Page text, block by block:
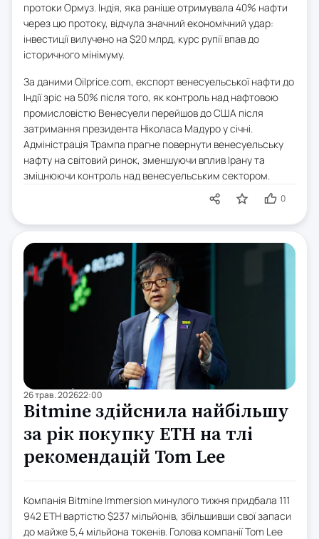
протоки Ормуз. Індія, яка раніше отримувала 40% нафти
через цю протоку, відчула значний економічний удар:
інвестиції вилучено на $20 млрд, курс рупії впав до
історичного мінімуму.
За даними Oilprice.com, експорт венесуельської нафти до
Індії зріс на 50% після того, як контроль над нафтовою
промисловістю Венесуели перейшов до США після
затримання президента Ніколаса Мадуро у січні.
Адміністрація Трампа прагне повернути венесуельську
нафту на світовий ринок, зменшуючи вплив Ірану та
зміцнюючи контроль над венесуельським сектором.
0
26 трав. 202622:00
Bitmine здійснила найбільшу
за рік покупку ETH на тлі
рекомендацій Tom Lee
Компанія Bitmine Immersion минулого тижня придбала 111
942 ETH вартістю $237 мільйонів, збільшивши свої запаси
до майже 5,4 мільйона токенів. Голова компанії Tom Lee